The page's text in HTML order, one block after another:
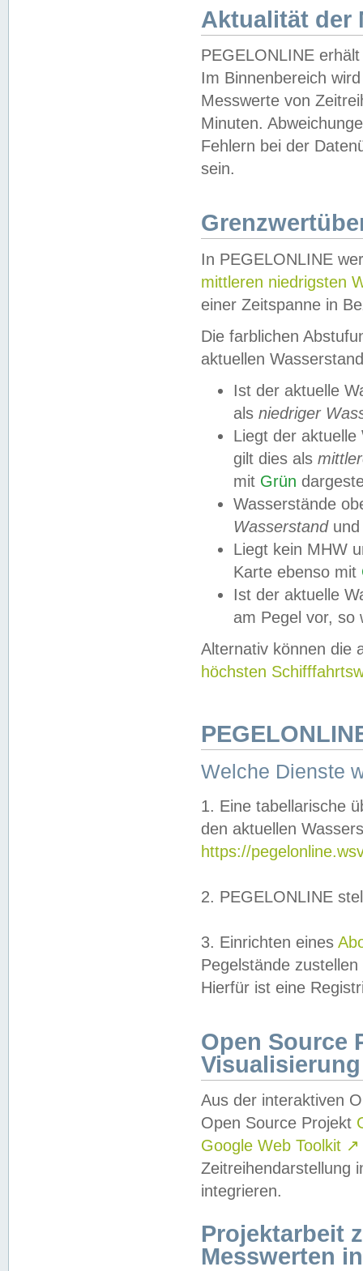
Aktualität der
PEGELONLINE
Im Binnenbereich
Messwerte von
Minuten.
Fehlern bei der
sein.
In PEGELONLINE
mittleren niedrigsten
einer Zeitspanne in
Die farblichen
aktuellen
Ist der aktuelle
als niedriger
Liegt der
gilt dies als
mit Grün
Wasserstände
Wasserstandund
Liegt kein MHW
Karte ebenso mit
Ist der aktuelle
am Pegel vor,
Alternativ können die
höchsten
Welche Dienste
1. Eine tabellarische
den aktuellen
https://
2. PEGELONLINE
3. Einrichten eines
Pegelstände
Hierfür ist eine
Open Source
Visualisierung
Aus der interaktiven
Open Source Projekt
Google Web Toolkit ↗
Zeitreihendarstellung
integrieren.
Projektarbeit
Messwerten